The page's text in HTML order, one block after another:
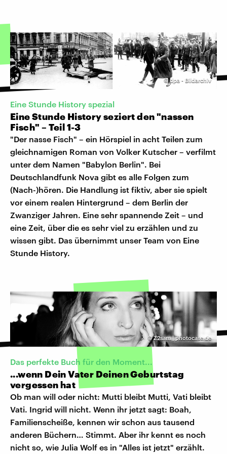
©dpa - Bildarchiv
Eine Stunde History spezial
Eine Stunde History seziert den "nassen
Fisch" – Teil 1-3
"Der nasse Fisch" – ein Hörspiel in acht Teilen zum
gleichnamigen Roman von Volker Kutscher – verfilmt
unter dem Namen "Babylon Berlin". Bei
Deutschlandfunk Nova gibt es alle Folgen zum
(Nach-)hören. Die Handlung ist fiktiv, aber sie spielt
vor einem realen Hintergrund – dem Berlin der
Zwanziger Jahren. Eine sehr spannende Zeit – und
eine Zeit, über die es sehr viel zu erzählen und zu
wissen gibt. Das übernimmt unser Team von Eine
Stunde History.
©Z2sam | photocase.de
Das perfekte Buch für den Moment...
...wenn Dein Vater Deinen Geburtstag
vergessen hat
Ob man will oder nicht: Mutti bleibt Mutti, Vati bleibt
Vati. Ingrid will nicht. Wenn ihr jetzt sagt: Boah,
Familienscheiße, kennen wir schon aus tausend
anderen Büchern… Stimmt. Aber ihr kennt es noch
nicht so, wie Julia Wolf es in "Alles ist jetzt" erzählt.